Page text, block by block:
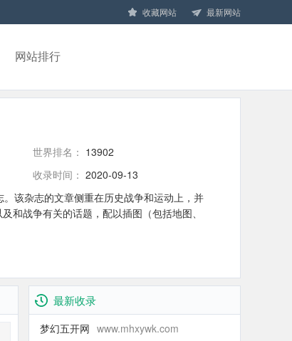
收藏网站 最新网站
网站排行
世界排名： 13902
收录时间： 2020-09-13
该杂志的文章侧重在历史战争和运动上，并
和战争有关的话题，配以插图（包括地图、
最新收录
梦幻五开网 www.mhxywk.com